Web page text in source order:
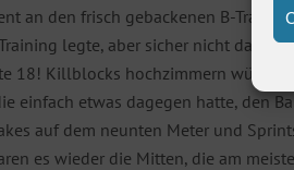
an den frisch gebackenen B-
legte, aber sicher nicht davon
18! Killblocks hochzimmern
einfach etwas dagegen hatte, den
auf dem neunten Meter und
es wieder die Mitten, die am